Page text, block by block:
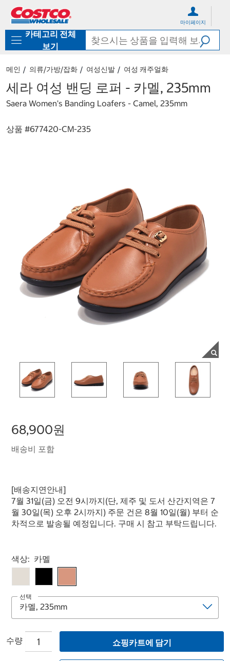
로
기
가
마이페이지
카테고리 전체
보기
메인 의류/가방/잡화 여성신발 여성 캐주얼화
세라 여성 밴딩 로퍼 - 카멜, 235mm
Saera Women's Banding Loafers - Camel, 235mm
상품 #677420-CM-235
68,900원
배송비 포함
[배송지연안내]
7월 31일(금) 오전 9시까지(단, 제주 및 도서 산간지역은 7
월 30일(목) 오후 2시까지) 주문 건은 8월 10일(월) 부터 순
차적으로 발송될 예정입니다. 구매 시 참고 부탁드립니다.
Select product
색상: 카멜
선택
수량 쇼핑카트에 담기